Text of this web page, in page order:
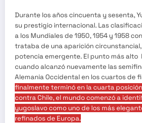
Durante los años cincuenta y sesenta,
su prestigio internacional. Las
a los Mundiales de 1950, 1954 y 1958
trataba de una aparición circunstancial,
potencia emergente. El punto más alto
cuando alcanzó nuevamente las
Alemania Occidental en los cuartos de
finalmente terminó en la cuarta
contra Chile, el mundo comenzó a
yugoslavo como uno de los más
refinados de Europa.